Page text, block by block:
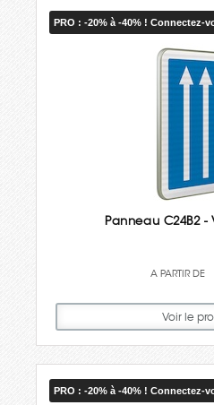
PRO : -20% à -40% ! Connectez-
Panneau C24B2
Voir le
PRO : -20% à -40% ! Connectez-